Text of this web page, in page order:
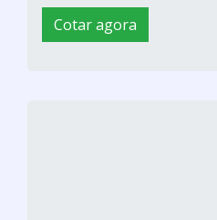
Cotar agora